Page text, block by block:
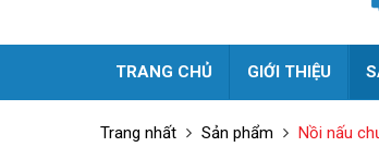
TRANG CHỦ GIỚI THIỆU
Trang nhất Sản phẩm Nồi nấu